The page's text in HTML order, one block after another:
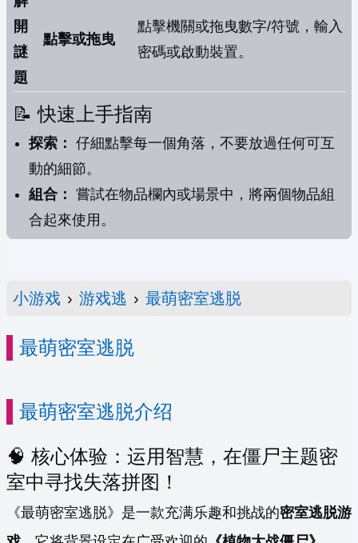
開
謎
題
點擊或拖曳
點擊機關或拖曳數字/符號，輸入
密碼或啟動裝置。
📝 快速上手指南
探索： 仔細點擊每一個角落，不要放過任何可互
動的細節。
組合： 嘗試在物品欄內或場景中，將兩個物品組
合起來使用。
小游戏 › 游戏逃 › 最萌密室逃脱
最萌密室逃脱
最萌密室逃脱介绍
🧠 核心体验：运用智慧，在僵尸主题密
室中寻找失落拼图！
《最萌密室逃脱》是一款充满乐趣和挑战的密室逃脱游